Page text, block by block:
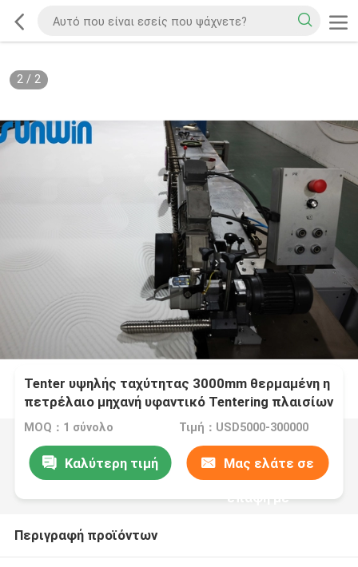
2/ 2
Tenter υψηλής ταχύτητας 3000mm θερμαμένη η
πετρέλαιο μηχανή υφαντικό Tentering πλαισίων
για πλέκει υφαμένος
MOQ：1 σύνολο Τιμή：USD5000-300000
Καλύτερη τιμή Μας ελάτε σε
επαφή με
Περιγραφή προϊόντων